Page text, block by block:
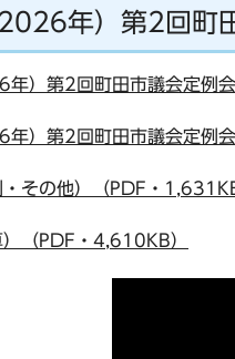
年）第2回町
）第2回町田市議会定例
）第2回町田市議会定例
その他）（PDF・
（PDF・4,610KB）